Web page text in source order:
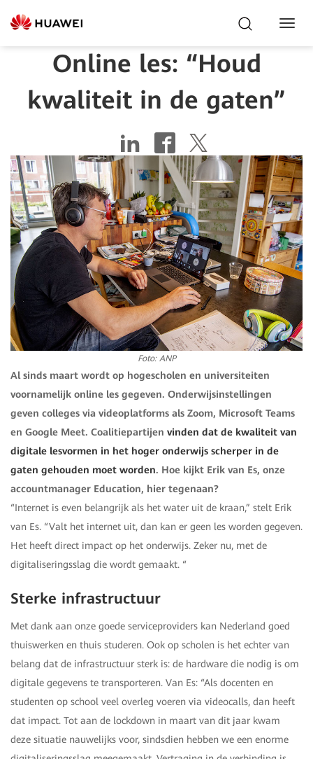
Online les: “Houd
kwaliteit in de gaten”
Foto: ANP
Al sinds maart wordt op hogescholen en universiteiten
voornamelijk online les gegeven. Onderwijsinstellingen
geven colleges via videoplatforms als Zoom, Microsoft Teams
en Google Meet. Coalitiepartijen vinden dat de kwaliteit van
digitale lesvormen in het hoger onderwijs scherper in de
gaten gehouden moet worden. Hoe kijkt Erik van Es, onze
accountmanager Education, hier tegenaan?
“Internet is even belangrijk als het water uit de kraan,” stelt Erik
van Es. “Valt het internet uit, dan kan er geen les worden gegeven.
Het heeft direct impact op het onderwijs. Zeker nu, met de
digitaliseringsslag die wordt gemaakt. “
Sterke infrastructuur
Met dank aan onze goede serviceproviders kan Nederland goed
thuiswerken en thuis studeren. Ook op scholen is het echter van
belang dat de infrastructuur sterk is: de hardware die nodig is om
digitale gegevens te transporteren. Van Es: “Als docenten en
studenten op school veel overleg voeren via videocalls, dan heeft
dat impact. Tot aan de lockdown in maart van dit jaar kwam
deze situatie nauwelijks voor, sindsdien hebben we een enorme